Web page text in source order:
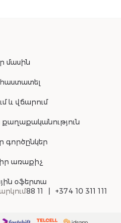
մասին
և վճարում
գործընկեր
առաքիչ
օֆերտա
88 11 +374 10 311 111